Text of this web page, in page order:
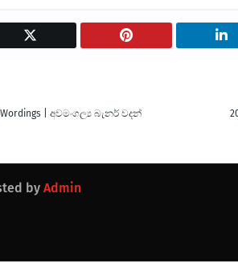
| අවමංගල්‍ය බැනර් වදන්
by Admin